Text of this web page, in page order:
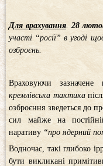
Для врахування. 28
участі “росії” в угоді
озброєнь.
Враховуючи
кремлівська тактика
озброєння зведеться до
сил майже на
наративу “про ядерний
Водночас, такі глибоко
бути викликані